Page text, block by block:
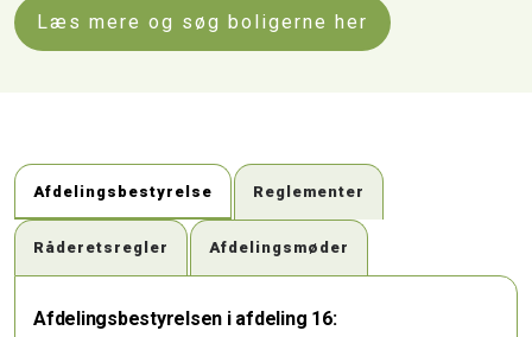
Læs mere og søg boligerne her
Afdelingsbestyrelse Reglementer
Råderetsregler Afdelingsmøder
Afdelingsbestyrelsen i afdeling 16: